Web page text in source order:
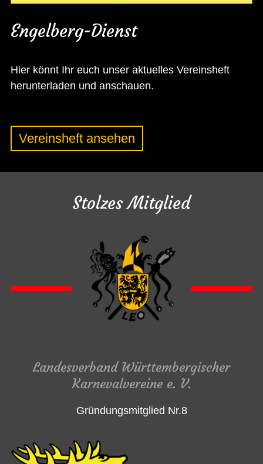
Engelberg-Dienst
Hier könnt Ihr euch unser aktuelles Vereinsheft
herunterladen und anschauen.
Vereinsheft ansehen
Stolzes Mitglied
Landesverband Württembergischer
Karnevalvereine e. V.
Gründungsmitglied Nr.8